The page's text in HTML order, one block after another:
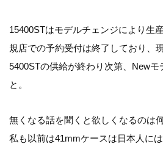
15400STはモデルチェンジにより生
規店での予約受付は終了しており、
5400STの供給が終わり次第、Newモ
と。
無くなる話を聞くと欲しくなるのは
私も以前は41mmケースは日本人に